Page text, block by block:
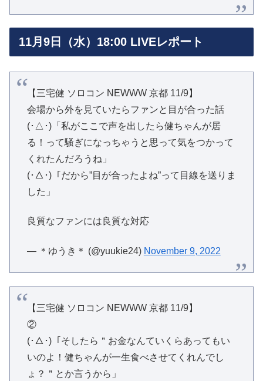
11月9日（水）18:00 LIVEレポート
【三宅健 ソロコン NEWWW 京都 11/9】
会場から外を見ていたらファンと目が合った話
(･△･)「私がここで声を出したら健ちゃんが居
る！って騒ぎになっちゃうと思って気をつかって
くれたんだろうね」
(･△･)「だから”目が合ったよね”って目線を送りま
した」
良質なファンには良質な対応
— ＊ゆうき＊ (@yuukie24) November 9, 2022
【三宅健 ソロコン NEWWW 京都 11/9】
②
(･△･)「そしたら＂お金なんていくらあってもい
いのよ！健ちゃんが一生食べさせてくれんでし
ょ？＂とか言うから」